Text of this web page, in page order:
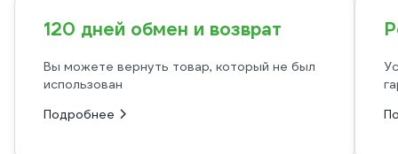
120 дней обмен и возврат
Вы можете вернуть товар, который не был
использован
Подробнее